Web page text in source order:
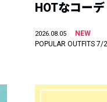
HOTなコー
2026.08.05
NEW
POPULAR OUTFITS